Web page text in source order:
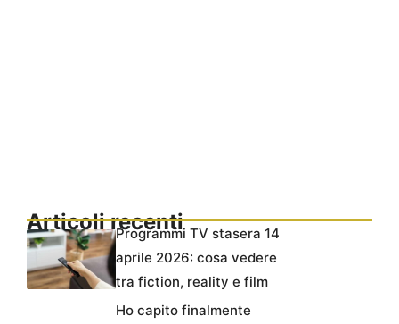
Articoli recentiProgrammi TV stasera 14
aprile 2026: cosa vedere
tra fiction, reality e film
Ho capito finalmente